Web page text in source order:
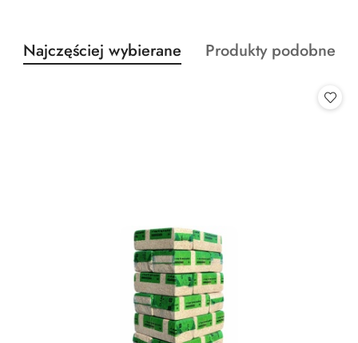
Pomiń karuzelę produktów
Produkty
o
Najczęściej wybierane
Produkty
Produkty podobne